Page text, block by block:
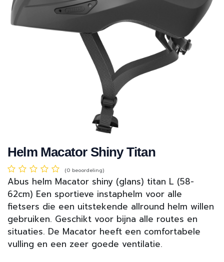
Helm Macator Shiny Titan
(0 beoordeling)
Abus helm Macator shiny (glans) titan L (58-
62cm) Een sportieve instaphelm voor alle
fietsers die een uitstekende allround helm willen
gebruiken. Geschikt voor bijna alle routes en
situaties. De Macator heeft een comfortabele
vulling en een zeer goede ventilatie.